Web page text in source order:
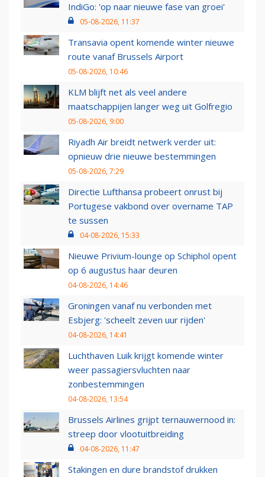
IndiGo: 'op naar nieuwe fase van groei'
05-08-2026, 11:37
Transavia opent komende winter nieuwe
route vanaf Brussels Airport
05-08-2026, 10:46
KLM blijft net als veel andere
maatschappijen langer weg uit Golfregio
05-08-2026, 9:00
Riyadh Air breidt netwerk verder uit:
opnieuw drie nieuwe bestemmingen
05-08-2026, 7:29
Directie Lufthansa probeert onrust bij
Portugese vakbond over overname TAP
te sussen
04-08-2026, 15:33
Nieuwe Privium-lounge op Schiphol opent
op 6 augustus haar deuren
04-08-2026, 14:46
Groningen vanaf nu verbonden met
Esbjerg: 'scheelt zeven uur rijden'
04-08-2026, 14:41
Luchthaven Luik krijgt komende winter
weer passagiersvluchten naar
zonbestemmingen
04-08-2026, 13:54
Brussels Airlines grijpt ternauwernood in:
streep door vlootuitbreiding
04-08-2026, 11:47
Stakingen en dure brandstof drukken